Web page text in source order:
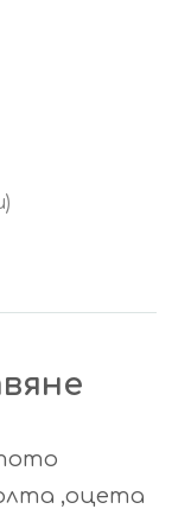
,оцета